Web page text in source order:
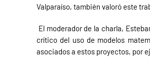
Valparaíso, también valoró este
El moderador de la charla,
crítico del uso de modelos
asociados a estos proyectos, por